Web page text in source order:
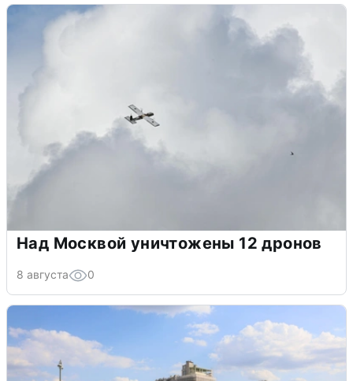
Над Москвой уничтожены 12 дронов
8 августа 0